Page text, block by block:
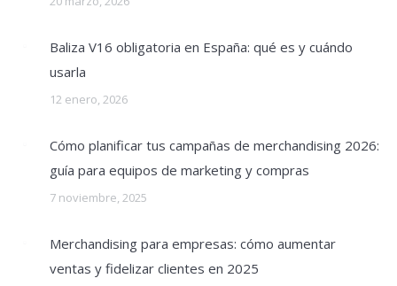
Baliza V16 obligatoria en España: qué es y cuándo
usarla
12 enero, 2026
Cómo planificar tus campañas de merchandising 2026:
guía para equipos de marketing y compras
7 noviembre, 2025
Merchandising para empresas: cómo aumentar
ventas y fidelizar clientes en 2025